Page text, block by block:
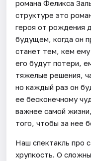
романа Феликса
структуре это
героя от рождения
будущем, когда он
станет тем, кем
его будут потери,
тяжелые решения,
но каждый раз он
ее бесконечному
важнее самой
того, чтобы за нее
Наш спектакль про
хрупкость. О